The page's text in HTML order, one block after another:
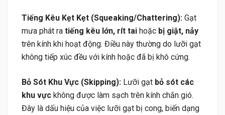
Tiếng Kêu Kẹt Kẹt (Squeaking/Chattering): Gạt
mưa phát ra tiếng kêu lớn, rít tai hoặc bị giật, nảy
trên kính khi hoạt động. Điều này thường do lưỡi gạt
không tiếp xúc đều với kính hoặc đã bị khô cứng.
Bỏ Sót Khu Vực (Skipping): Lưỡi gạt bỏ sót các
khu vực không được làm sạch trên kính chắn gió.
Đây là dấu hiệu của việc lưỡi gạt bị cong, biến dạng